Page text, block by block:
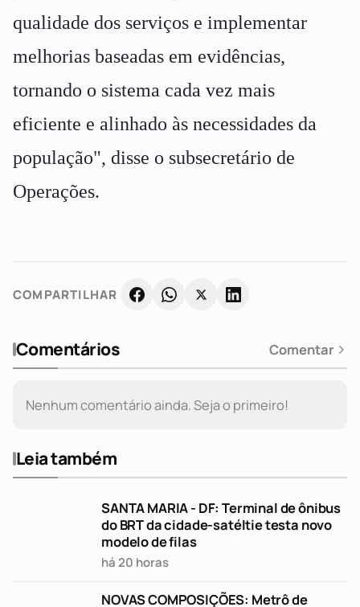
qualidade dos serviços e implementar
melhorias baseadas em evidências,
tornando o sistema cada vez mais
eficiente e alinhado às necessidades da
população", disse o subsecretário de
Operações.
COMPARTILHAR
Comentários Comentar
Nenhum comentário ainda. Seja o primeiro!
Leia também
SANTA MARIA - DF: Terminal de ônibus
do BRT da cidade-satéltie testa novo
modelo de filas
há 20 horas
NOVAS COMPOSIÇÕES: Metrô de